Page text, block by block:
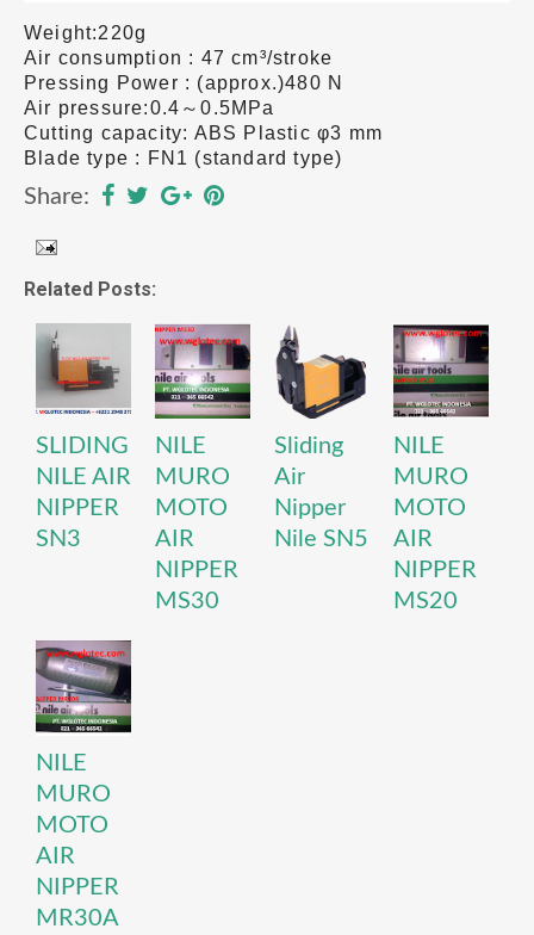
Weight:220g
Air consumption : 47 cm³/stroke
Pressing Power : (approx.)480 N
Air pressure:0.4～0.5MPa
Cutting capacity: ABS Plastic φ3 mm
Blade type : FN1 (standard type)
Share:
Related Posts:
SLIDING
NILE AIR
NIPPER
SN3
NILE
MURO
MOTO
AIR
NIPPER
MS30
Sliding
Air
Nipper
Nile SN5
NILE
MURO
MOTO
AIR
NIPPER
MS20
NILE
MURO
MOTO
AIR
NIPPER
MR30A